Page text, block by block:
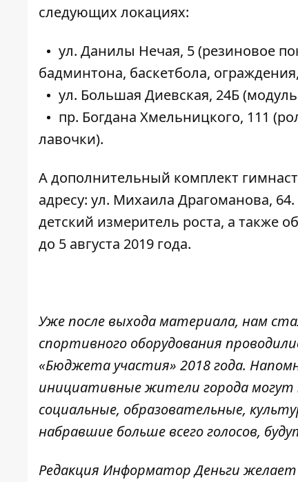
следующих локациях:
ул. Данилы Нечая, 5 (резиновое
бадминтона, баскетбола,
ул. Большая Диевская, 24Б
пр. Богдана Хмельницкого, 111
лавочки).
А дополнительный комплект
адресу: ул. Михаила Драгоманова,
детский измеритель роста, а также
до 5 августа 2019 года.
Уже после выхода материала, нам
спортивного оборудования
«Бюджета участия» 2018 года.
инициативные жители города
социальные, образовательные,
набравшие больше всего голосов,
Редакция Информатор Деньги